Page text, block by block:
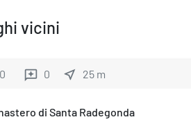
vicini
0 reviews 0 near_me 25 m
di Santa Radegonda